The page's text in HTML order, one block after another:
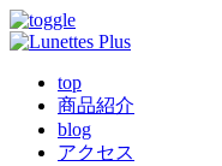
top
商品紹介
blog
アクセス